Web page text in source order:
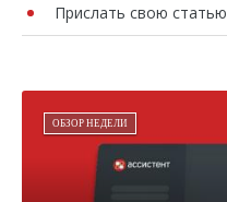
Прислать свою статью
ОБЗОР НЕДЕЛИ